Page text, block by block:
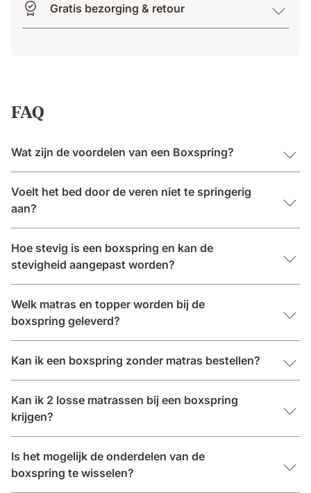
Gratis bezorging & retour
FAQ
Wat zijn de voordelen van een Boxspring?
Voelt het bed door de veren niet te springerig
aan?
Hoe stevig is een boxspring en kan de
stevigheid aangepast worden?
Welk matras en topper worden bij de
boxspring geleverd?
Kan ik een boxspring zonder matras bestellen?
Kan ik 2 losse matrassen bij een boxspring
krijgen?
Is het mogelijk de onderdelen van de
boxspring te wisselen?